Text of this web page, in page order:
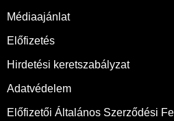
Médiaajánlat
Előfizetés
Hirdetési keretszabályzat
Adatvédelem
Előfizetői Általános Szerződési